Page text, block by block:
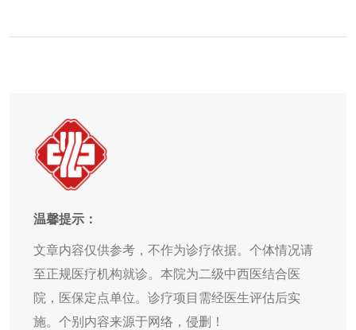
温馨提示：
文章内容仅供参考，不作为诊疗依据。个体情况请
至正规医疗机构就诊。本院为二级中西医结合医
院，医保定点单位。诊疗项目需经医生评估后实
施。个别内容来源于网络，侵删！